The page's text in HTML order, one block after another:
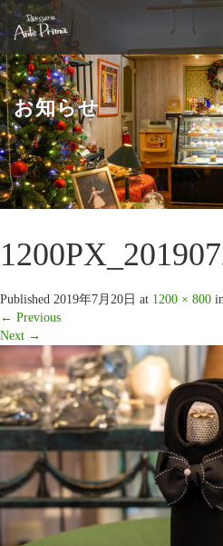
お知らせ
Published 2019年7月20日 at 1200 × 800
← Previous
Next →